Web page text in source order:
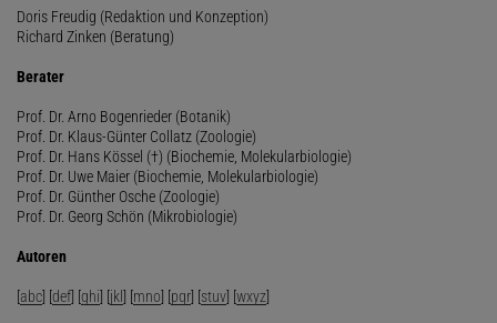
Doris Freudig (Redaktion und Konzeption)
Richard Zinken (Beratung)
Berater
Prof. Dr. Arno Bogenrieder (Botanik)
Prof. Dr. Klaus-Günter Collatz (Zoologie)
Prof. Dr. Hans Kössel (†) (Biochemie, Molekularbiologie)
Prof. Dr. Uwe Maier (Biochemie, Molekularbiologie)
Prof. Dr. Günther Osche (Zoologie)
Prof. Dr. Georg Schön (Mikrobiologie)
Autoren
[abc] [def] [ghi] [jkl] [mno] [pqr] [stuv] [wxyz]